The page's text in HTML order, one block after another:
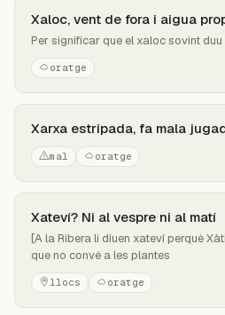
Xaloc, vent de fora i aigua
Per significar que el xaloc sovint duu
oratge
Xarxa estripada, fa mala
mal oratge
Xateví? Ni al vespre ni al matí
[A la Ribera li diuen xateví perquè
que no convé a les plantes
llocs oratge